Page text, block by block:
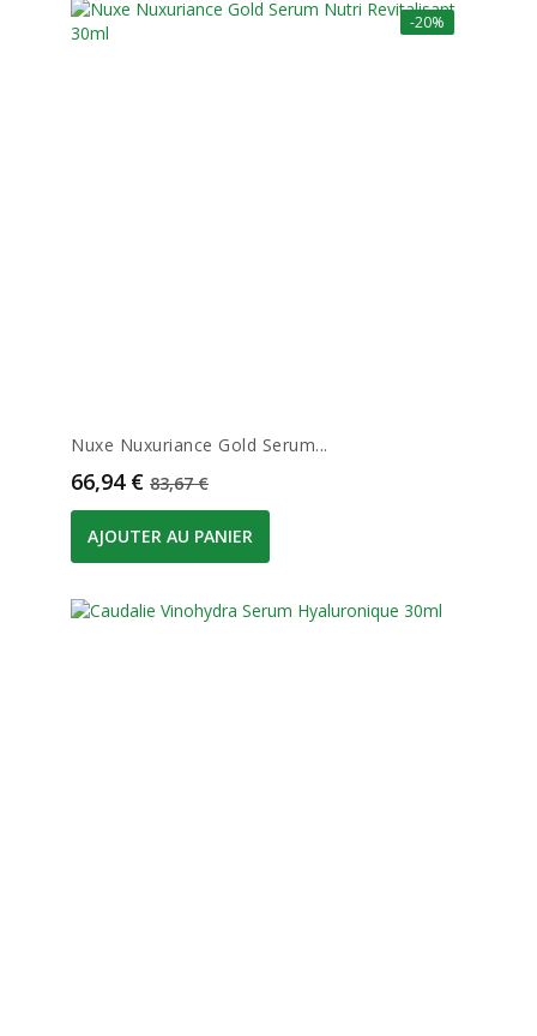
-20%
Nuxe Nuxuriance Gold Serum...
Prix
66,94 € Prix de base
83,67 €
AJOUTER AU PANIER